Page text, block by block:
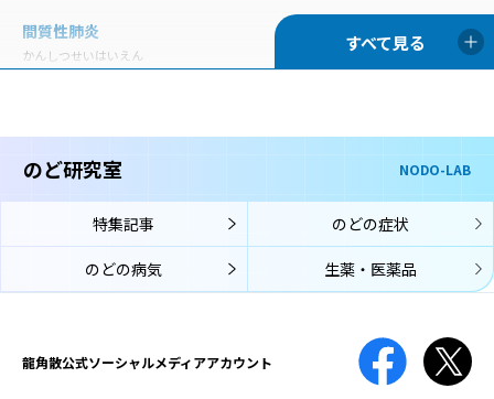
間質性肺炎
かんしつせいはいえん
きかんしかくちょうしょう
気管支拡張症とは、気管支壁が壊れたり弱くなったりすることによっ
て気管支が広がってしまう病気です。
はいけっかく
肺結核は、結核菌が肺に感染する病気です。結核菌は腸や骨、リンパ
のど研究室 NODO-LAB
特集記事 のどの症状
のどの病気 生薬・医薬品
龍角散公式ソーシャルメディアアカウント